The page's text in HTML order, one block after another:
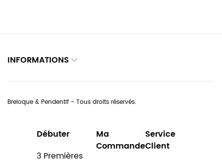
INFORMATIONS
Breloque & Pendentif - Tous droits réservés.
Débuter
3 Premières
Ma
Commande
Service
Client